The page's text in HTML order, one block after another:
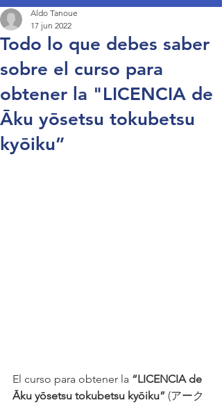
Todo lo que debes saber
sobre el curso para
obtener la "LICENCIA de
Āku yōsetsu tokubetsu
kyōiku”
Aldo Tanoue
17 jun 2022
El curso para obtener la “LICENCIA de
Āku yōsetsu tokubetsu kyōiku” (アーク